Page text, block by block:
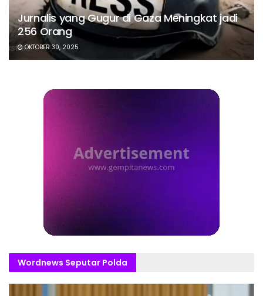
Jurnalis yang Gugur di Gaza Meningkat jadi
256 Orang
OKTOBER 30, 2025
Wordnews Seputar Polda